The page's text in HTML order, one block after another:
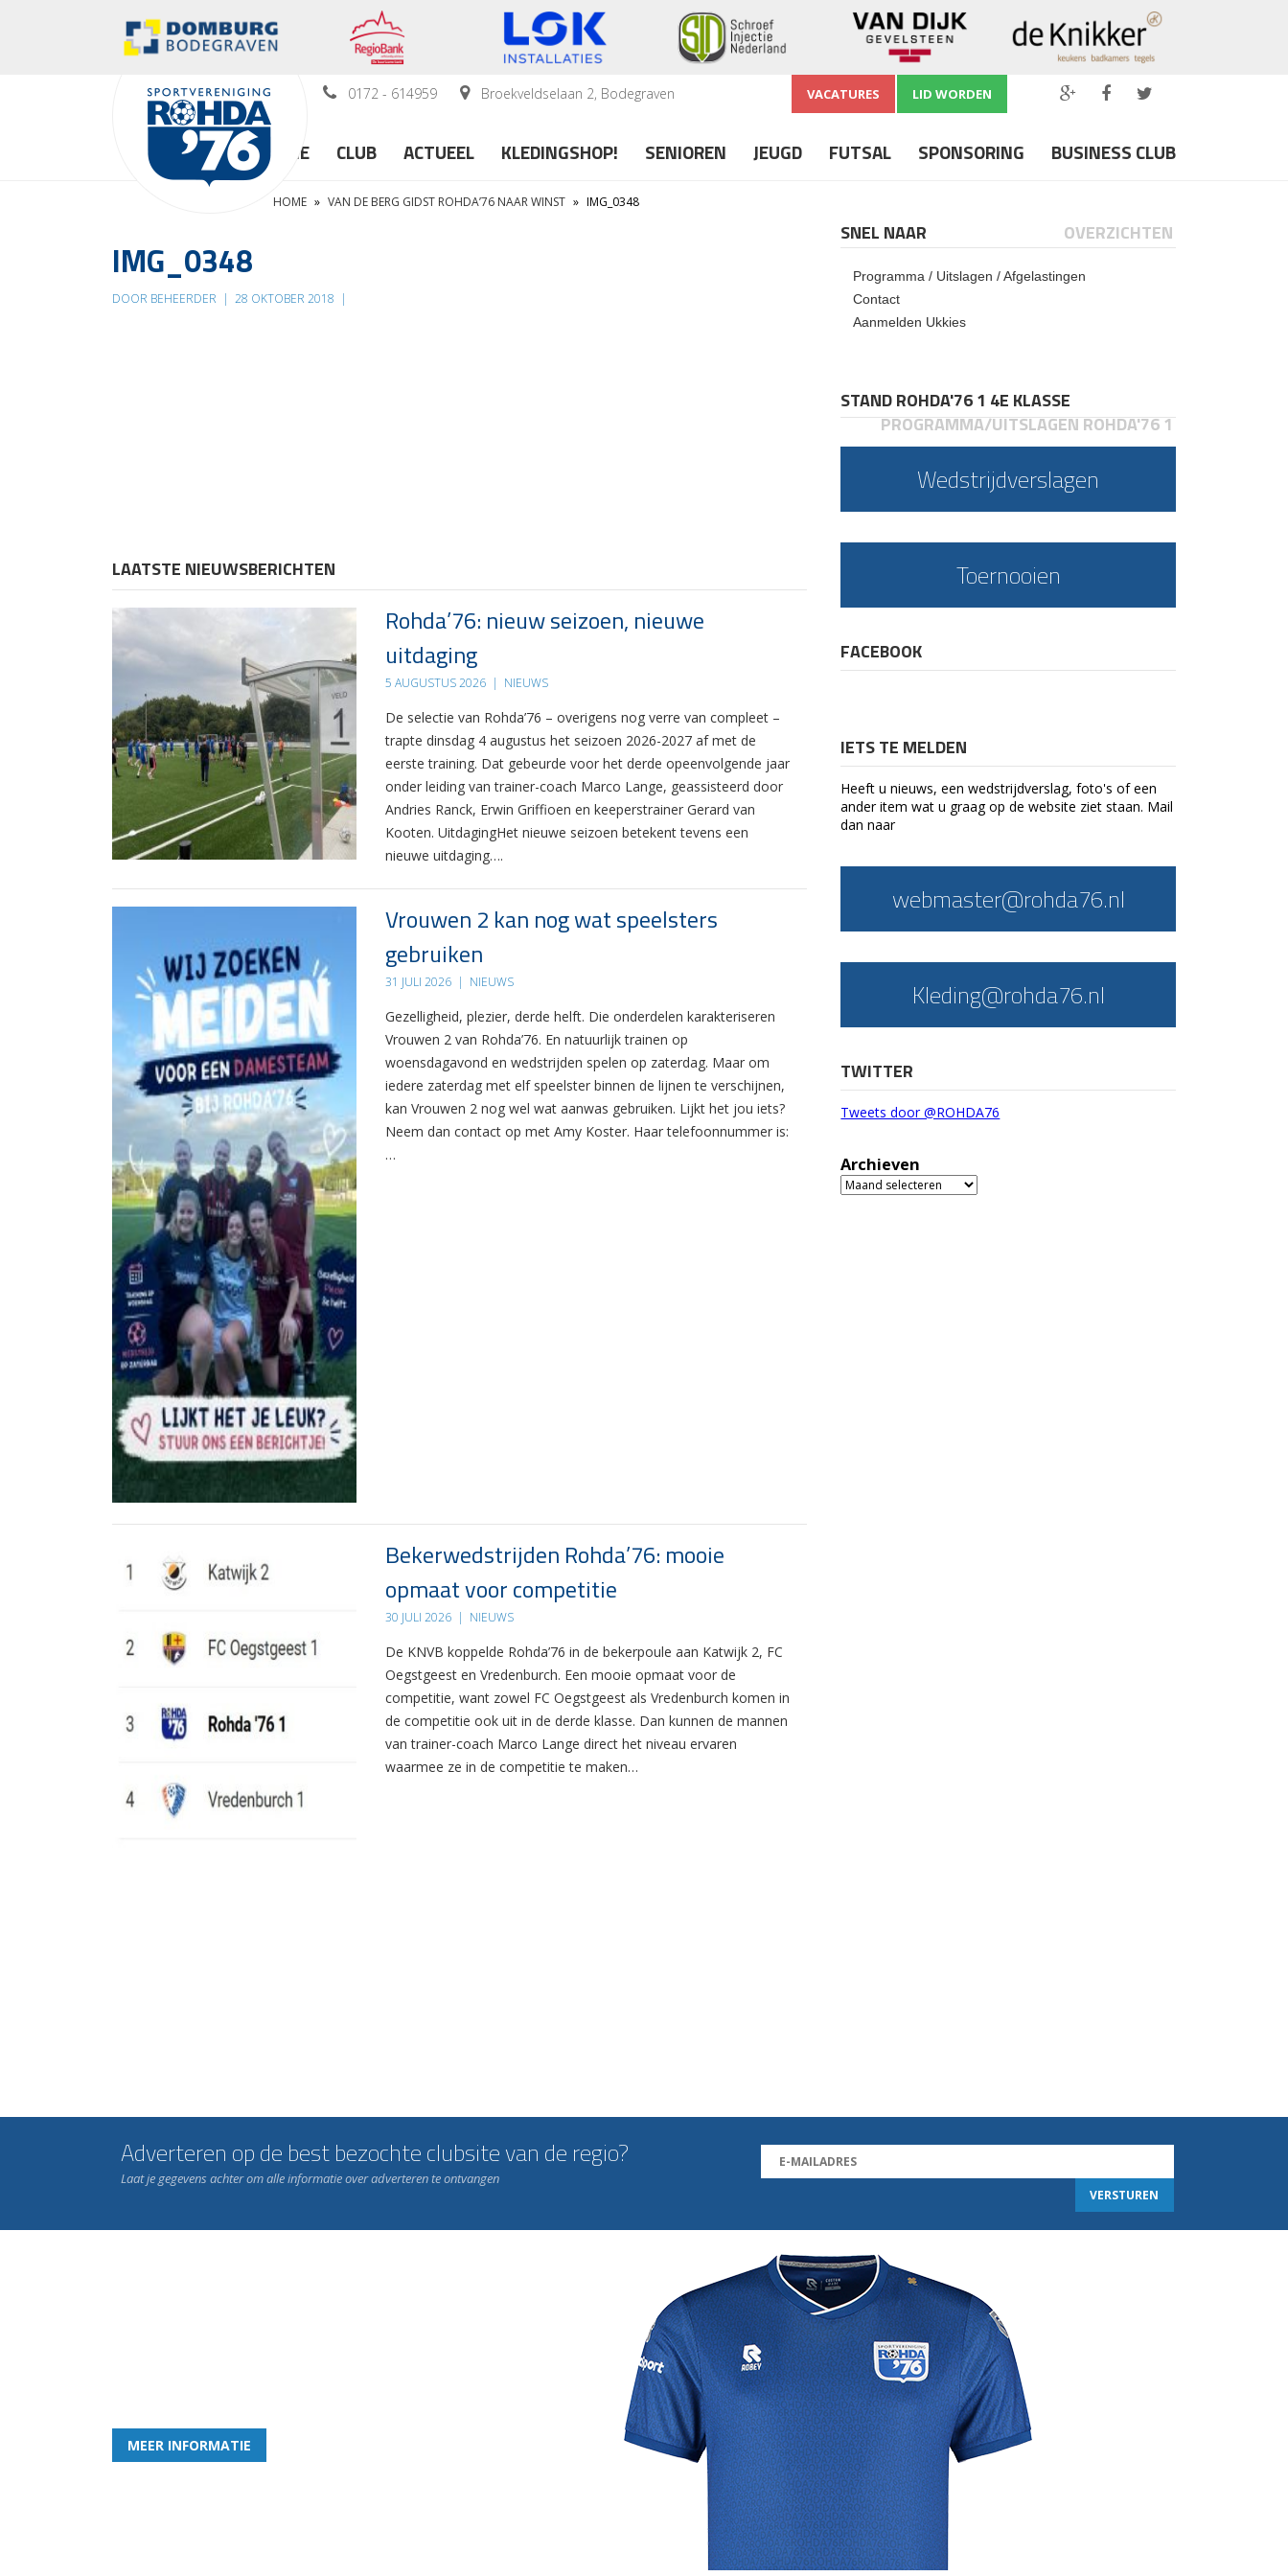
0172 - 614959 Broekveldselaan 2, Bodegraven VACATURES LID WORDEN
HOME CLUB ACTUEEL KLEDINGSHOP! SENIOREN JEUGD FUTSAL SPONSORING BUSINESS CLUB
HOME » VAN DE BERG GIDST ROHDA’76 NAAR WINST » IMG_0348
IMG_0348
DOOR BEHEERDER | 28 OKTOBER 2018 |
LAATSTE NIEUWSBERICHTEN
Rohda’76: nieuw seizoen, nieuwe
uitdaging
5 AUGUSTUS 2026 | NIEUWS
De selectie van Rohda’76 – overigens nog verre van compleet –
trapte dinsdag 4 augustus het seizoen 2026-2027 af met de
eerste training. Dat gebeurde voor het derde opeenvolgende jaar
onder leiding van trainer-coach Marco Lange, geassisteerd door
Andries Ranck, Erwin Griffioen en keeperstrainer Gerard van
Kooten. UitdagingHet nieuwe seizoen betekent tevens een
nieuwe uitdaging….
Vrouwen 2 kan nog wat speelsters
gebruiken
31 JULI 2026 | NIEUWS
Gezelligheid, plezier, derde helft. Die onderdelen karakteriseren
Vrouwen 2 van Rohda’76. En natuurlijk trainen op
woensdagavond en wedstrijden spelen op zaterdag. Maar om
iedere zaterdag met elf speelster binnen de lijnen te verschijnen,
kan Vrouwen 2 nog wel wat aanwas gebruiken. Lijkt het jou iets?
Neem dan contact op met Amy Koster. Haar telefoonnummer is:
…
Bekerwedstrijden Rohda’76: mooie
opmaat voor competitie
30 JULI 2026 | NIEUWS
De KNVB koppelde Rohda’76 in de bekerpoule aan Katwijk 2, FC
Oegstgeest en Vredenburch. Een mooie opmaat voor de
competitie, want zowel FC Oegstgeest als Vredenburch komen in
de competitie ook uit in de derde klasse. Dan kunnen de mannen
van trainer-coach Marco Lange direct het niveau ervaren
waarmee ze in de competitie te maken…
SNEL NAAR OVERZICHTEN
Programma / Uitslagen / Afgelastingen
Contact
Aanmelden Ukkies
STAND ROHDA'76 1 4E KLASSE
PROGRAMMA/UITSLAGEN ROHDA'76 1
Wedstrijdverslagen
Toernooien
FACEBOOK
IETS TE MELDEN
Heeft u nieuws, een wedstrijdverslag, foto's of een
ander item wat u graag op de website ziet staan. Mail
dan naar
webmaster@rohda76.nl
Kleding@rohda76.nl
TWITTER
Tweets door @ROHDA76
Archieven
Archieven
Adverteren op de best bezochte clubsite van de regio?
Laat je gegevens achter om alle informatie over adverteren te ontvangen
MEER INFORMATIE